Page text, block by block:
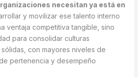
necesitan ya está en
y movilizar ese talento interno
ventaja competitiva tangible, sino
para consolidar culturas
con mayores niveles de
pertenencia y desempeño